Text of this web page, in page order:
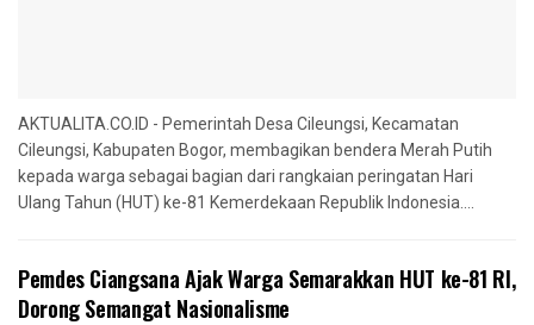
AKTUALITA.CO.ID - Pemerintah Desa Cileungsi, Kecamatan
Cileungsi, Kabupaten Bogor, membagikan bendera Merah Putih
kepada warga sebagai bagian dari rangkaian peringatan Hari
Ulang Tahun (HUT) ke-81 Kemerdekaan Republik Indonesia....
Pemdes Ciangsana Ajak Warga Semarakkan HUT ke-81 RI,
Dorong Semangat Nasionalisme